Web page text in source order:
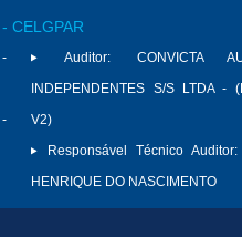
CELGPAR
Auditor:
CONVICTA
INDEPENDENTES S/S LTDA -
V2)
Responsável Técnico Auditor:
HENRIQUE DO NASCIMENTO